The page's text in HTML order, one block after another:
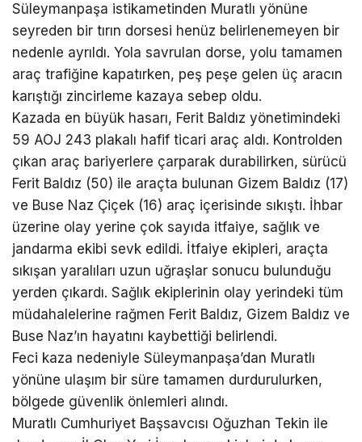
Süleymanpaşa istikametinden Muratlı yönüne
seyreden bir tırın dorsesi henüz belirlenemeyen bir
nedenle ayrıldı. Yola savrulan dorse, yolu tamamen
araç trafiğine kapatırken, peş peşe gelen üç aracın
karıştığı zincirleme kazaya sebep oldu.
Kazada en büyük hasarı, Ferit Baldız yönetimindeki
59 AOJ 243 plakalı hafif ticari araç aldı. Kontrolden
çıkan araç bariyerlere çarparak durabilirken, sürücü
Ferit Baldız (50) ile araçta bulunan Gizem Baldız (17)
ve Buse Naz Çiçek (16) araç içerisinde sıkıştı. İhbar
üzerine olay yerine çok sayıda itfaiye, sağlık ve
jandarma ekibi sevk edildi. İtfaiye ekipleri, araçta
sıkışan yaralıları uzun uğraşlar sonucu bulunduğu
yerden çıkardı. Sağlık ekiplerinin olay yerindeki tüm
müdahalelerine rağmen Ferit Baldız, Gizem Baldız ve
Buse Naz’ın hayatını kaybettiği belirlendi.
Feci kaza nedeniyle Süleymanpaşa’dan Muratlı
yönüne ulaşım bir süre tamamen durdurulurken,
bölgede güvenlik önlemleri alındı.
Muratlı Cumhuriyet Başsavcısı Oğuzhan Tekin ile